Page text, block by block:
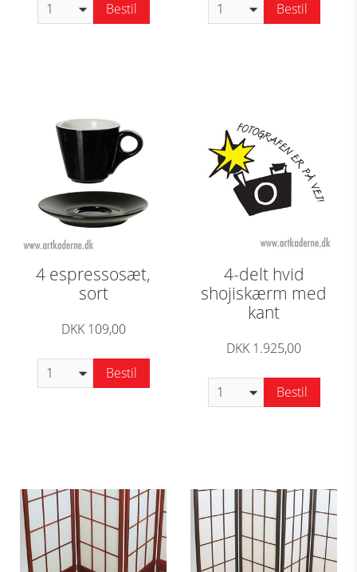
Bestil Bestil
4 espressosæt,
sort
DKK 109,00
Bestil
4-delt hvid
shojiskærm med
kant
DKK 1.925,00
Bestil